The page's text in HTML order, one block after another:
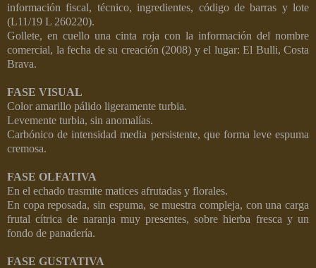
información fiscal, técnico, ingredientes, código de barras y lote
(L11/19 L 260220).
Gollete, en cuello una cinta roja con la información del nombre
comercial, la fecha de su creación (2008) y el lugar: El Bulli, Costa
Brava.
FASE VISUAL
Color amarillo pálido ligeramente turbia.
Levemente turbia, sin anomalías.
Carbónico de intensidad media persistente, que forma leve espuma
cremosa.
FASE OLFATIVA
En el echado trasmite matices afrutadas y florales.
En copa reposada, sin espuma, se muestra compleja, con una carga
frutal cítrica de naranja muy presentes, sobre hierba fresca y un
fondo de panadería.
FASE GUSTATIVA